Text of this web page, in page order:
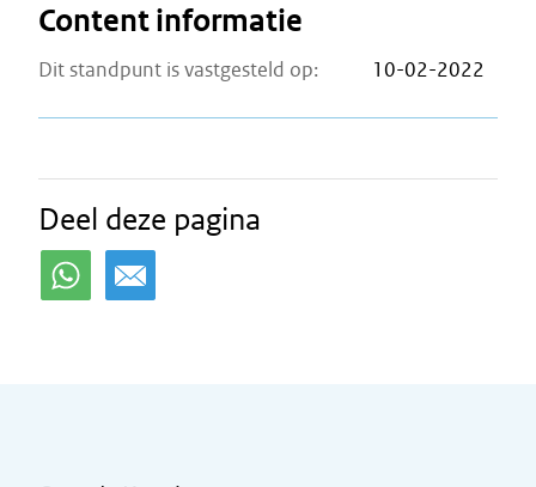
Content informatie
Dit standpunt is vastgesteld op: 10-02-2022
Deel deze pagina